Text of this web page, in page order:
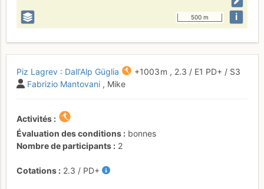
500 m i
Piz Lagrev : Dall'Alp Güglia +1003 m , 2.3 / E1 PD+ / S3
Fabrizio Mantovani , Mike
Activités
Évaluation des conditions
bonnes
Nombre de participants
2
Cotations 2.3 / PD+